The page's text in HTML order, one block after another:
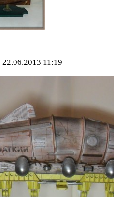
22.06.2013 11:19